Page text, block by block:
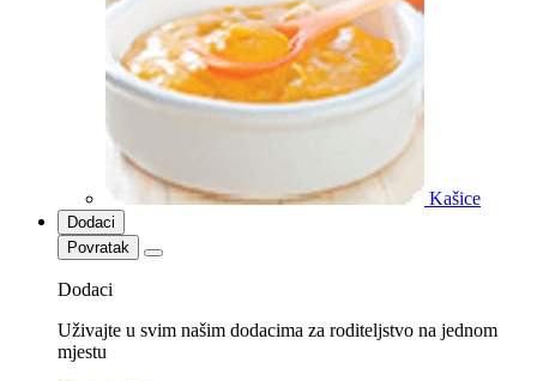
Kašice
Dodaci
Povratak
Dodaci
Uživajte u svim našim dodacima za roditeljstvo na jednom
mjestu